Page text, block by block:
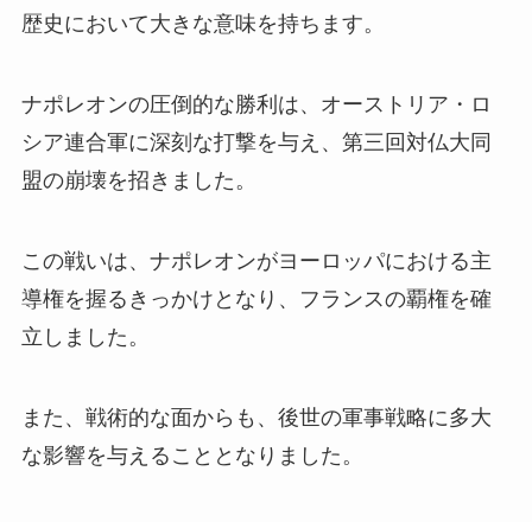
歴史において大きな意味を持ちます。
ナポレオンの圧倒的な勝利は、オーストリア・ロ
シア連合軍に深刻な打撃を与え、第三回対仏大同
盟の崩壊を招きました。
この戦いは、ナポレオンがヨーロッパにおける主
導権を握るきっかけとなり、フランスの覇権を確
立しました。
また、戦術的な面からも、後世の軍事戦略に多大
な影響を与えることとなりました。